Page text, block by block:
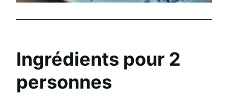
Ingrédients pour 2
personnes